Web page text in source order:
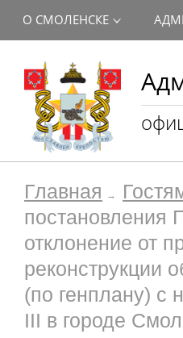
О СМОЛЕНСКЕ
Главная
постановления
отклонение от
реконструкции
(по генплану)
III в городе